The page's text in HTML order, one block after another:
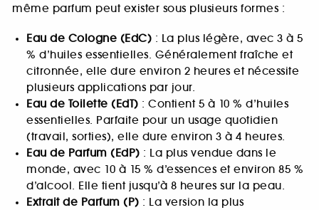
même parfum peut exister sous plusieurs formes :
Eau de Cologne (EdC) : La plus légère, avec 3 à 5
% d’huiles essentielles. Généralement fraîche et
citronnée, elle dure environ 2 heures et nécessite
plusieurs applications par jour.
Eau de Toilette (EdT) : Contient 5 à 10 % d’huiles
essentielles. Parfaite pour un usage quotidien
(travail, sorties), elle dure environ 3 à 4 heures.
Eau de Parfum (EdP) : La plus vendue dans le
monde, avec 10 à 15 % d’essences et environ 85 %
d’alcool. Elle tient jusqu’à 8 heures sur la peau.
Extrait de Parfum (P) : La version la plus